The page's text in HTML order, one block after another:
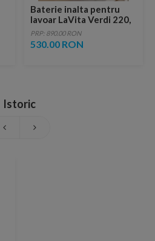
Baterie inalta pentru
lavoar LaVita Verdi 220,
fara ventil, brushed
copper
PRP: 890.00 RON
530.00 RON
Istoric